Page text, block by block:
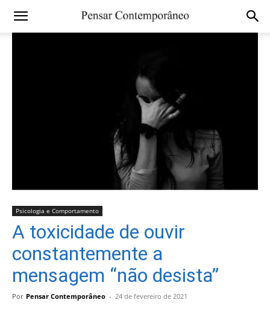
Psicologia e Comportamento
A toxicidade de ouvir
constantemente a
mensagem “não desista”
Por Pensar Contemporâneo - 24 de fevereiro de 2021